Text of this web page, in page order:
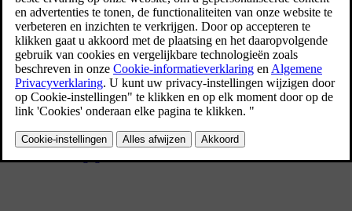
Menu-opties van Volvo On Call
Volvo On Call
Volvo On Call gebruiken
Beschikbaarheid Volvo On Call
Volvo On Call-meldingen op display
Beschikbare Volvo On Call-functies
Overzicht van Volvo On Call